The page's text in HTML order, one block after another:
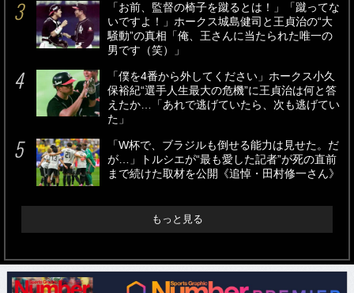
「お前、監督の椅子を蹴るとは！」「蹴ってな
いですよ！」ホークス城島健司と王貞治の“大
騒動”の真相「俺、王さんに当たられた唯一の
男です（笑）」
「僕を4番から外してください」ホークス小久
保裕紀“選手人生最大の危機”に王貞治は何と答
えたか…「あれで逃げていたら、次も逃げてい
た」
「W杯で、ブラジルも倒せる能力は見せた。だ
が…」トルシエが“最も愛した記者”が死の直前
まで続けた取材を公開《追悼・田村修一さん》
もっと見る